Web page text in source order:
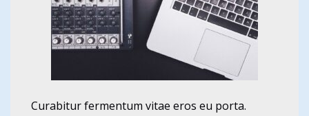
Curabitur fermentum vitae eros eu porta.